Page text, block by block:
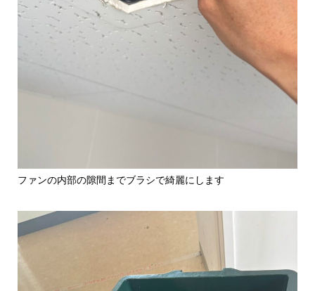
ファンの内部の隙間までブラシで綺麗にします